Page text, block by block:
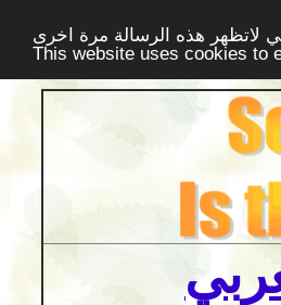
لاتظهر هذه الرسالة مرة اخرى -
This website uses cookies to